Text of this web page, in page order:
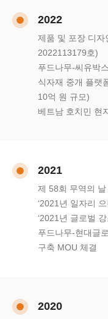
2022
제품 및 포장 디자
2022113179호)
푸드나무-씨유박
식자재 중개 플랫
10억 원 규모)
베트남 호치민 현
2021
제 58회 무역의 날
‘2021년 일자리
‘2021년 글로벌
푸드나무-현대글
구축 MOU 체결
2020